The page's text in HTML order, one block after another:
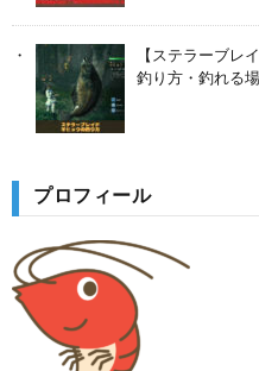
【ステラーブレ
釣り方・釣れる
プロフィール